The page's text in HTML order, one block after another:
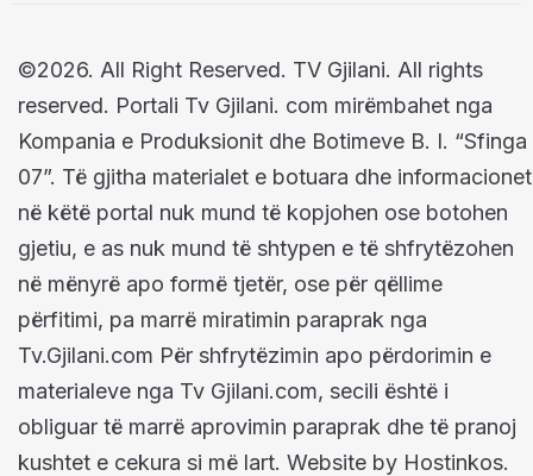
©2026. All Right Reserved. TV Gjilani. All rights
reserved. Portali Tv Gjilani. com mirëmbahet nga
Kompania e Produksionit dhe Botimeve B. I. “Sfinga
07”. Të gjitha materialet e botuara dhe informacionet
në këtë portal nuk mund të kopjohen ose botohen
gjetiu, e as nuk mund të shtypen e të shfrytëzohen
në mënyrë apo formë tjetër, ose për qëllime
përfitimi, pa marrë miratimin paraprak nga
Tv.Gjilani.com Për shfrytëzimin apo përdorimin e
materialeve nga Tv Gjilani.com, secili është i
obliguar të marrë aprovimin paraprak dhe të pranoj
kushtet e cekura si më lart. Website by Hostinkos.